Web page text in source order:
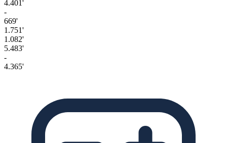
4.401'
-
669'
1.751'
1.082'
5.483'
-
4.365'